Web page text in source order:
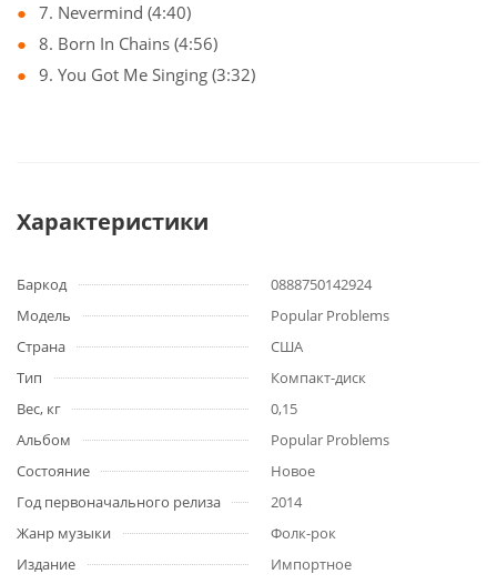
7. Nevermind (4:40)
8. Born In Chains (4:56)
9. You Got Me Singing (3:32)
Характеристики
Баркод
0888750142924
Модель
Popular Problems
Страна
США
Тип
Компакт-диск
Вес, кг
0,15
Альбом
Popular Problems
Состояние
Новое
Год первоначального релиза
2014
Жанр музыки
Фолк-рок
Издание
Импортное